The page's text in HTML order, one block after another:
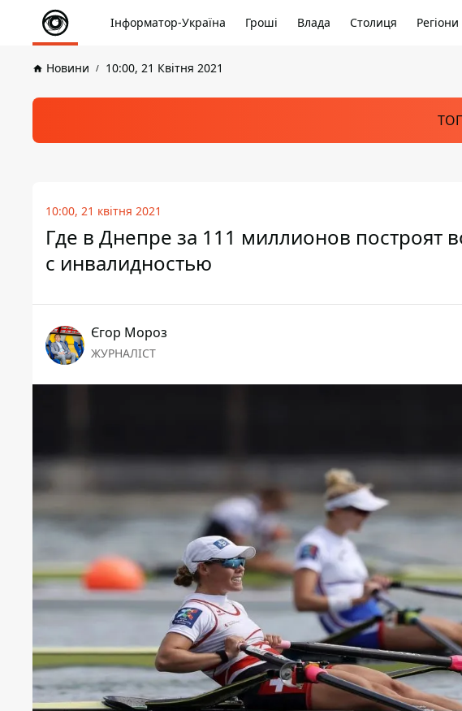
Інформатор-Україна Гроші Влада Столиця Регіони
Новини 10:00, 21 Квітня 2021
10:00, 21 квітня 2021
Где в Днепре за 111 миллионов построят
с инвалидностью
Єгор Мороз
ЖУРНАЛІСТ